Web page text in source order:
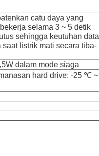
catu daya yang
selama 3 ~ 5 detik
sehingga keutuhan data
listrik mati secara tiba-
dalam mode siaga
hard drive: -25 ℃ ~